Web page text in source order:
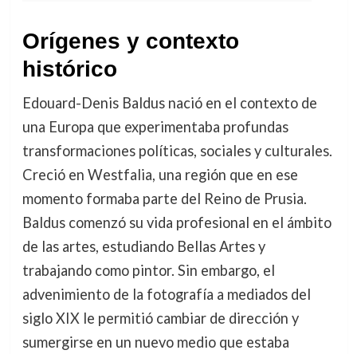
Orígenes y contexto
histórico
Edouard-Denis Baldus nació en el contexto de
una Europa que experimentaba profundas
transformaciones políticas, sociales y culturales.
Creció en Westfalia, una región que en ese
momento formaba parte del Reino de Prusia.
Baldus comenzó su vida profesional en el ámbito
de las artes, estudiando Bellas Artes y
trabajando como pintor. Sin embargo, el
advenimiento de la fotografía a mediados del
siglo XIX le permitió cambiar de dirección y
sumergirse en un nuevo medio que estaba